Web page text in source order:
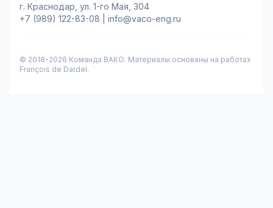
г. Краснодар, ул. 1-го Мая, 304
+7 (989) 122-83-08
info@vaco-eng.ru
© 2018-2026 Команда ВАКО. Материалы основаны на работах
François de Dardel.